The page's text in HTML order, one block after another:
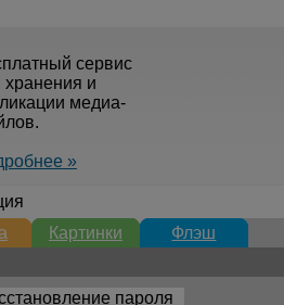
сервис
хранения и
медиа-
»
Картинки
Флэш
пароля